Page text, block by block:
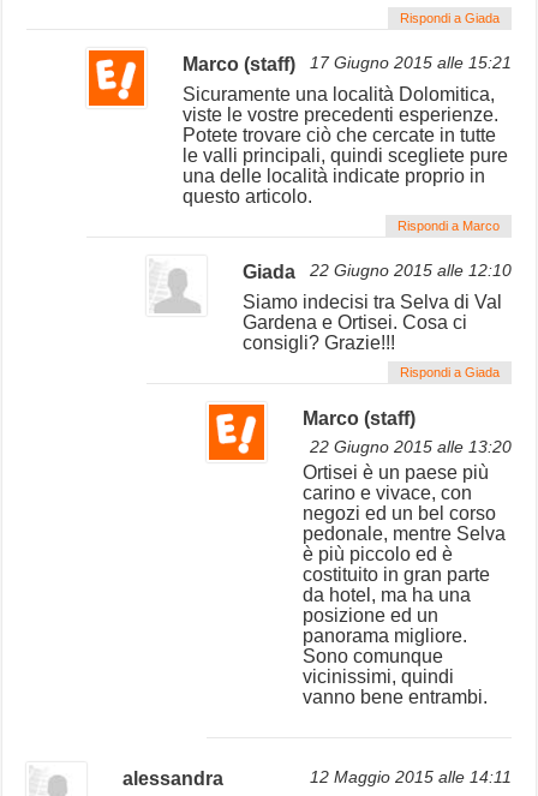
Rispondi a Giada
Marco (staff) 17 Giugno 2015 alle 15:21
Sicuramente una località Dolomitica,
viste le vostre precedenti esperienze.
Potete trovare ciò che cercate in tutte
le valli principali, quindi scegliete pure
una delle località indicate proprio in
questo articolo.
Rispondi a Marco
Giada 22 Giugno 2015 alle 12:10
Siamo indecisi tra Selva di Val
Gardena e Ortisei. Cosa ci
consigli? Grazie!!!
Rispondi a Giada
Marco (staff)
22 Giugno 2015 alle 13:20
Ortisei è un paese più
carino e vivace, con
negozi ed un bel corso
pedonale, mentre Selva
è più piccolo ed è
costituito in gran parte
da hotel, ma ha una
posizione ed un
panorama migliore.
Sono comunque
vicinissimi, quindi
vanno bene entrambi.
alessandra 12 Maggio 2015 alle 14:11